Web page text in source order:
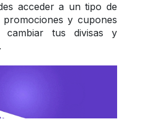
acceder a un tipo de
y cupones
cambiar tus divisas y